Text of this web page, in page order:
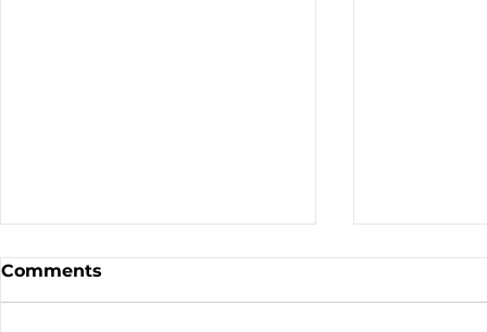
Sale - Moto Canada
Shows!
Comments